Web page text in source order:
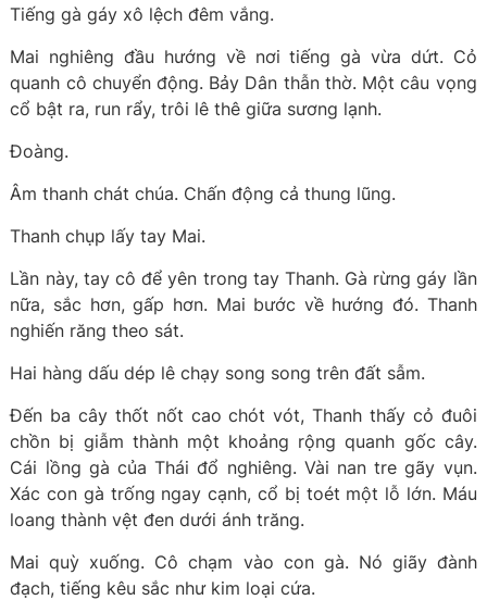
Tiếng gà gáy xô lệch đêm vắng.
Mai nghiêng đầu hướng về nơi tiếng gà vừa dứt. Cỏ
quanh cô chuyển động. Bảy Dân thẫn thờ. Một câu vọng
cổ bật ra, run rẩy, trôi lê thê giữa sương lạnh.
Đoàng.
Âm thanh chát chúa. Chấn động cả thung lũng.
Thanh chụp lấy tay Mai.
Lần này, tay cô để yên trong tay Thanh. Gà rừng gáy lần
nữa, sắc hơn, gấp hơn. Mai bước về hướng đó. Thanh
nghiến răng theo sát.
Hai hàng dấu dép lê chạy song song trên đất sẫm.
Đến ba cây thốt nốt cao chót vót, Thanh thấy cỏ đuôi
chồn bị giẫm thành một khoảng rộng quanh gốc cây.
Cái lồng gà của Thái đổ nghiêng. Vài nan tre gãy vụn.
Xác con gà trống ngay cạnh, cổ bị toét một lỗ lớn. Máu
loang thành vệt đen dưới ánh trăng.
Mai quỳ xuống. Cô chạm vào con gà. Nó giãy đành
đạch, tiếng kêu sắc như kim loại cứa.